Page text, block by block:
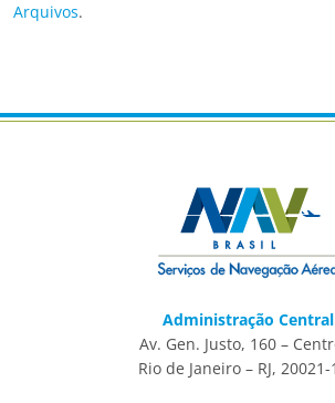
Arquivos.
Administração Central
Av. Gen. Justo, 160 –
Rio de Janeiro – RJ,